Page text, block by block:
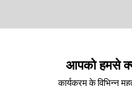
आपको हमसे
कार्यक्रम के विभिन्न